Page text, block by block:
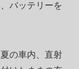
バッテリーを
の車内、直射